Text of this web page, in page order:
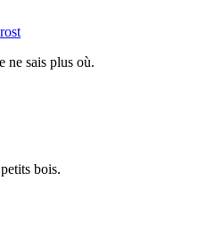
ne sais plus où.
bois.